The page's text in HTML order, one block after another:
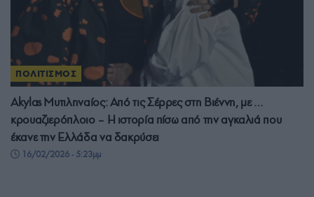
ΠΟΛΙΤΙΣΜΟΣ
Akylas Μυτιληναίος: Από τις Σέρρες στη Βιέννη, με …
κρουαζιερόπλοιο – Η ιστορία πίσω από την αγκαλιά που
έκανε την Ελλάδα να δακρύσει
16/02/2026 - 5:23μμ